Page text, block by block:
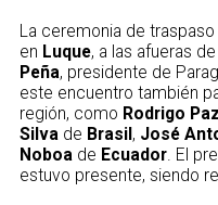
La ceremonia de
en Luque, a las afueras de
Peña, presidente de
este encuentro también
región, como Rodrigo Paz
Silvade Brasil, José
Noboade Ecuador. El
estuvo presente, siendo